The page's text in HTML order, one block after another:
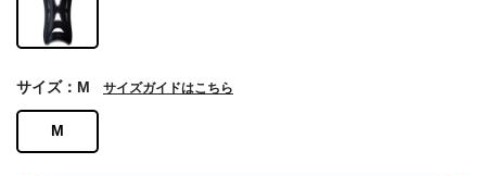
M
サイズ：M サイズガイドはこちら